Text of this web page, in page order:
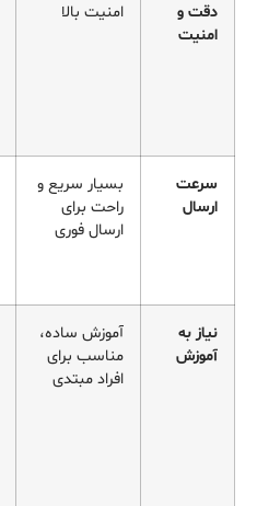
دقت و
امنیت
امنیت بالا
سرعت
ارسال
بسیار سریع و
راحت برای
ارسال فوری
نیاز به
آموزش
آموزش ساده،
مناسب برای
افراد مبتدی